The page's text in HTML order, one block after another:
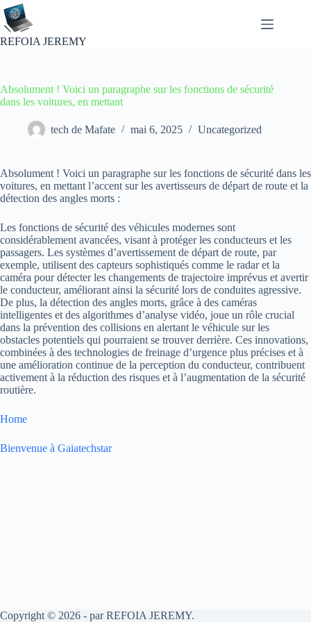
Passer
au
contenu
REFOIA JEREMY
Absolument ! Voici un paragraphe sur les fonctions de sécurité
dans les voitures, en mettant
tech de Mafate mai 6, 2025 Uncategorized
Absolument ! Voici un paragraphe sur les fonctions de sécurité dans les
voitures, en mettant l’accent sur les avertisseurs de départ de route et la
détection des angles morts :
Les fonctions de sécurité des véhicules modernes sont
considérablement avancées, visant à protéger les conducteurs et les
passagers. Les systèmes d’avertissement de départ de route, par
exemple, utilisent des capteurs sophistiqués comme le radar et la
caméra pour détecter les changements de trajectoire imprévus et avertir
le conducteur, améliorant ainsi la sécurité lors de conduites agressive.
De plus, la détection des angles morts, grâce à des caméras
intelligentes et des algorithmes d’analyse vidéo, joue un rôle crucial
dans la prévention des collisions en alertant le véhicule sur les
obstacles potentiels qui pourraient se trouver derrière. Ces innovations,
combinées à des technologies de freinage d’urgence plus précises et à
une amélioration continue de la perception du conducteur, contribuent
activement à la réduction des risques et à l’augmentation de la sécurité
routière.
Home
Bienvenue à Gaiatechstar
Copyright © 2026 - par REFOIA JEREMY.